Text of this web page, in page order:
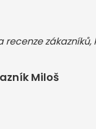
recenze
Miloš